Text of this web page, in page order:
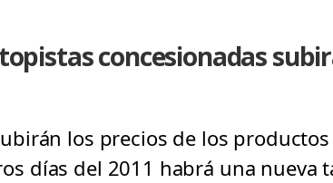
concesionadas
los precios de los productos
días del 2011 habrá una nueva